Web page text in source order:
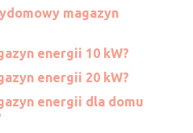
magazyn
energii 10 kW?
energii 20 kW?
energii dla domu